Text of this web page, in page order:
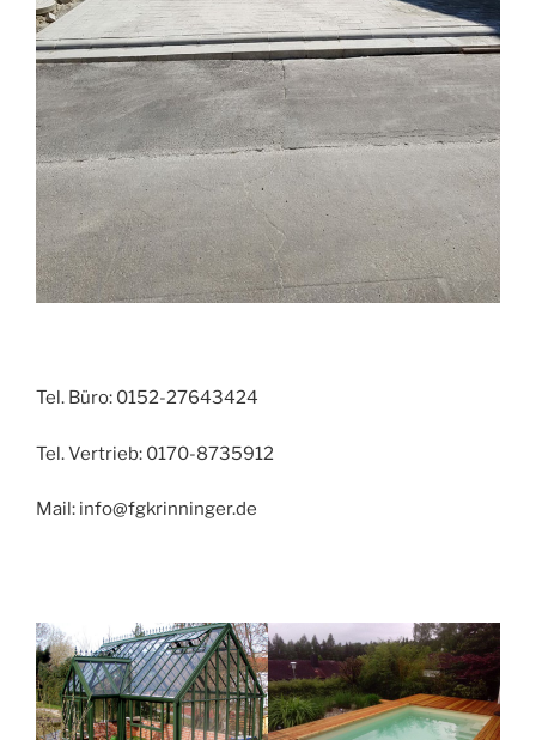
Tel. Büro: 0152-27643424
Tel. Vertrieb: 0170-8735912
Mail: info@fgkrinninger.de